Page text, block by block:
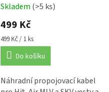
Průměrné
hodnocení
produktu
je
5,0
z
5
hvězdiček.
Skladem (>5 ks)
499 Kč
Měrná
cena:
499 Kč / 1 ks
Do košíku
Náhradní propojovací kabel